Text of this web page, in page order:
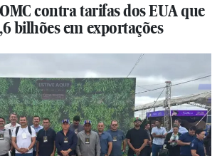
contra tarifas dos EUA que
bilhões em exportações